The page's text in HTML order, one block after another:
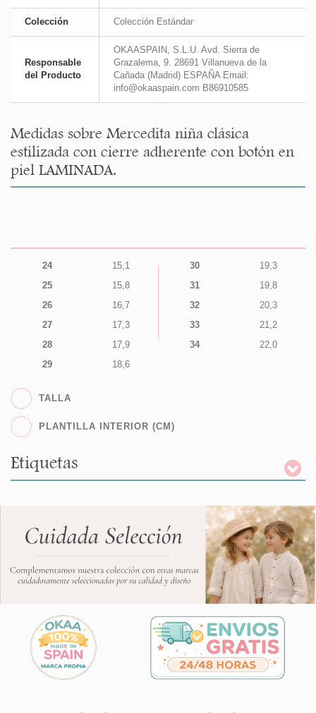
Colección Colección Estándar
Responsable
del Producto
OKAASPAIN, S.L.U. Avd. Sierra de
Grazalema, 9. 28691 Villanueva de la
Cañada (Madrid) ESPAÑA Email:
info@okaaspain.com B86910585
Medidas sobre Mercedita niña clásica
estilizada con cierre adherente con botón en
piel LAMINADA.
24
15,1
25
15,8
26
16,7
27
17,3
28
17,9
29
18,6
30
19,3
31
19,8
32
20,3
33
21,2
34
22,0
TALLA
PLANTILLA INTERIOR (CM)
Etiquetas